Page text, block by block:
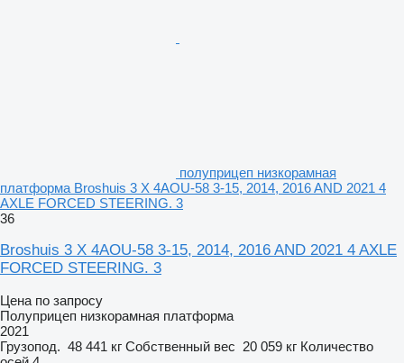
полуприцеп низкорамная
платформа Broshuis 3 X 4AOU-58 3-15, 2014, 2016 AND 2021 4
AXLE FORCED STEERING. 3
36
Broshuis 3 X 4AOU-58 3-15, 2014, 2016 AND 2021 4 AXLE
FORCED STEERING. 3
Цена по запросу
Полуприцеп низкорамная платформа
2021
Грузопод. 48 441 кг Собственный вес 20 059 кг Количество